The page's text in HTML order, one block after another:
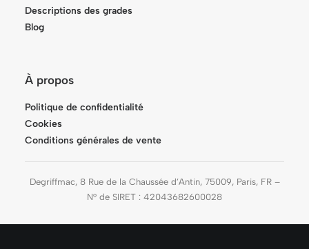
Descriptions des grades
Blog
À propos
Politique de confidentialité
Cookies
Conditions générales de vente
Degriffmac, 8 Rue de la Chaussée d’Antin, 75009, Paris, FR –
N° de SIRET : 42043682600028